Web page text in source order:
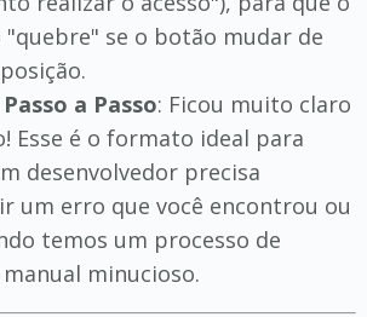
"quebre" se o botão mudar de
a Passo: Ficou muito claro
Esse é o formato ideal para
desenvolvedor precisa
um erro que você encontrou ou
temos um processo de
manual minucioso.